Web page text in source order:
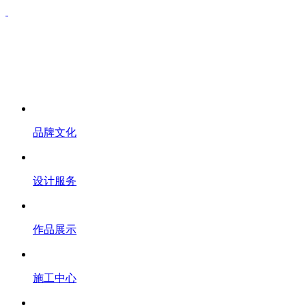
品牌文化
设计服务
作品展示
施工中心